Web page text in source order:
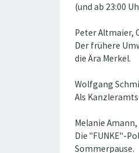
(und ab 23:00
Peter Altmaier,
Der frühere
die Ära Merkel.
Wolfgang
Als
Melanie
Die "FUNKE"-
Sommerpause.